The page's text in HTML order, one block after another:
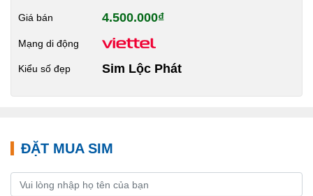
Giá bán 4.500.000₫
Mạng di động
Kiểu số đẹp Sim Lộc Phát
ĐẶT MUA SIM